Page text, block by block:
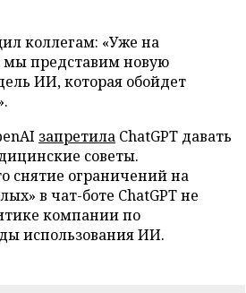
коллегам: «Уже на
представим новую
ИИ, которая обойдет
запретила ChatGPT давать
советы.
снятие ограничений на
в чат-боте ChatGPT не
компании по
использования ИИ.